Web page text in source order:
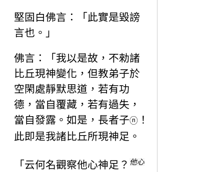
堅固白佛言：「此實是毀謗
言也。」
佛言：「我以是故，不勑諸
比丘現神變化，但教弟子於
空閑處靜默思道，若有功
德，當自覆藏，若有過失，
當自發露。如是，長者子ⓝ ！
此即是我諸比丘所現神足。
「云何名觀察他心神足？ 他心